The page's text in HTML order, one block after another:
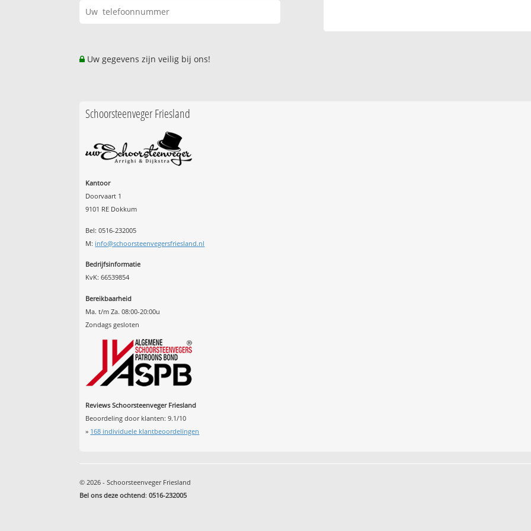
Uw gegevens zijn veilig bij ons!
Schoorsteenveger Friesland
Kantoor
Doorvaart 1
9101 RE Dokkum
Bel: 0516-232005
M: info@schoorsteenvegersfriesland.nl
Bedrijfsinformatie
KvK: 66539854
Bereikbaarheid
Ma. t/m Za. 08:00-20:00u
Zondags gesloten
Reviews Schoorsteenveger Friesland
Beoordeling door klanten:9.1/10
» 168 individuele klantbeoordelingen
© 2026 - Schoorsteenveger Friesland
Bel ons deze ochtend:0516-232005